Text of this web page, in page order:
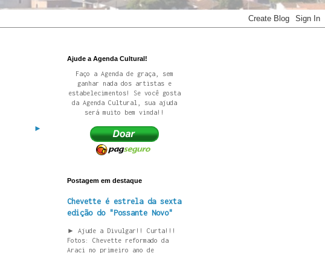
►
Ajude a Agenda Cultural!
Faço a Agenda de graça, sem
ganhar nada dos artistas e
estabelecimentos! Se você gosta
da Agenda Cultural, sua ajuda
será muito bem vinda!!
Postagem em destaque
Chevette é estrela da sexta
edição do "Possante Novo"
► Ajude a Divulgar!! Curta!!!
Fotos: Chevette reformado da
Araci no primeiro ano de